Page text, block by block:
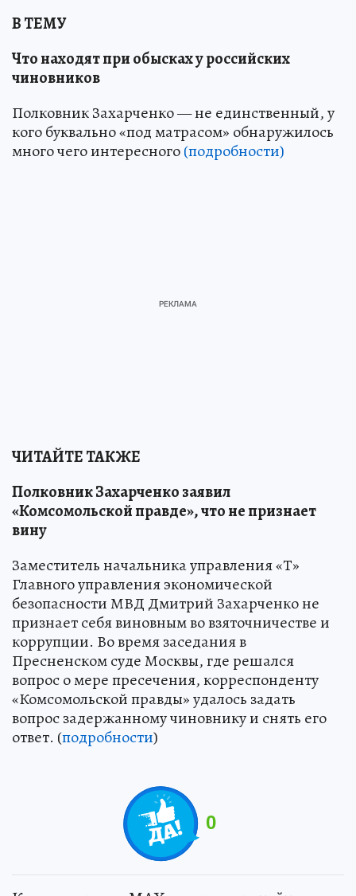
В ТЕМУ
Что находят при обысках у российских
чиновников
Полковник Захарченко — не единственный, у
кого буквально «под матрасом» обнаружилось
много чего интересного(подробности)
ЧИТАЙТЕ ТАКЖЕ
Полковник Захарченко заявил
«Комсомольской правде», что не признает
вину
Заместитель начальника управления «Т»
Главного управления экономической
безопасности МВД Дмитрий Захарченко не
признает себя виновным во взяточничестве и
коррупции. Во время заседания в
Пресненском суде Москвы, где решался
вопрос о мере пресечения, корреспонденту
«Комсомольской правды» удалось задать
вопрос задержанному чиновнику и снять его
ответ. (подробности)
0